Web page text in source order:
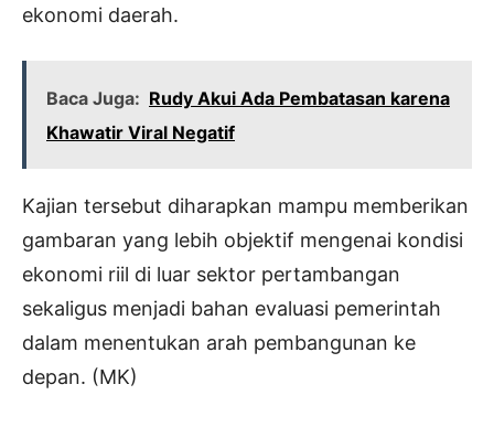
ekonomi daerah.
Baca Juga: Rudy Akui Ada Pembatasan karena
Khawatir Viral Negatif
Kajian tersebut diharapkan mampu memberikan
gambaran yang lebih objektif mengenai kondisi
ekonomi riil di luar sektor pertambangan
sekaligus menjadi bahan evaluasi pemerintah
dalam menentukan arah pembangunan ke
depan. (MK)